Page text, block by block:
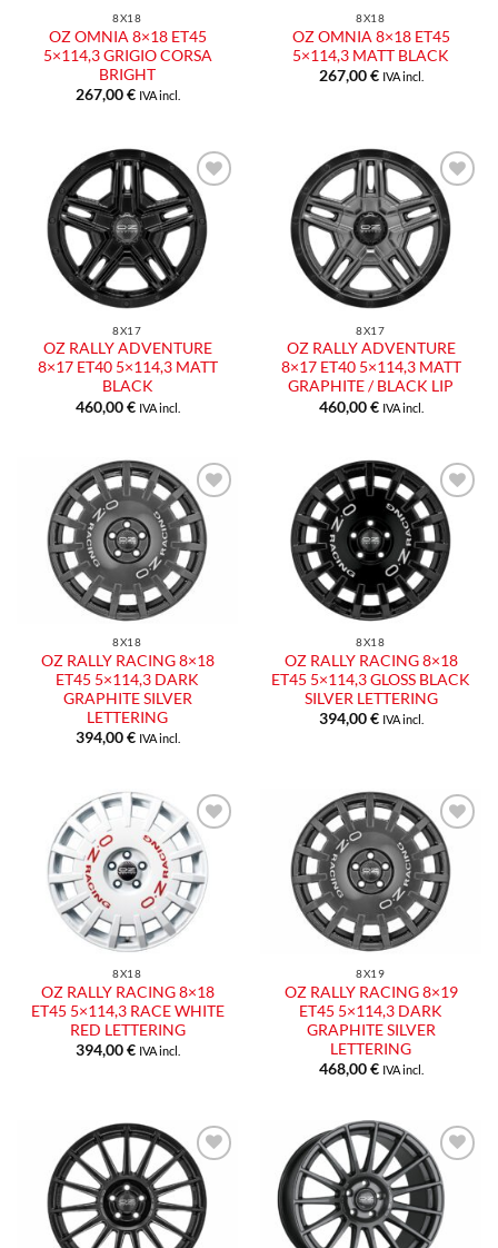
8X18
OZ OMNIA 8×18 ET45
5×114,3 GRIGIO CORSA
BRIGHT
267,00€ IVA incl.
8X18
OZ OMNIA 8×18 ET45
5×114,3 MATT BLACK
267,00€ IVA incl.
Aggiungi
alla lista
desideri
8X17
OZ RALLY ADVENTURE
8×17 ET40 5×114,3 MATT
BLACK
460,00€ IVA incl.
Aggiungi
alla lista
dei
desideri
8X17
OZ RALLY ADVENTURE
8×17 ET40 5×114,3 MATT
GRAPHITE / BLACK LIP
460,00€ IVA incl.
Aggiungi
alla lista
dei
desideri
8X18
OZ RALLY RACING 8×18
ET45 5×114,3 DARK
GRAPHITE SILVER
LETTERING
394,00€ IVA incl.
Aggiungi
alla lista
dei
desideri
8X18
OZ RALLY RACING 8×18
ET45 5×114,3 GLOSS BLACK
SILVER LETTERING
394,00€ IVA incl.
Aggiungi
alla lista
dei
desideri
8X18
OZ RALLY RACING 8×18
ET45 5×114,3 RACE WHITE
RED LETTERING
394,00€ IVA incl.
Aggiungi
alla lista
dei
desideri
8X19
OZ RALLY RACING 8×19
ET45 5×114,3 DARK
GRAPHITE SILVER
LETTERING
468,00€ IVA incl.
Aggiungi
alla lista
dei
desideri
Aggiungi
alla lista
dei
desideri